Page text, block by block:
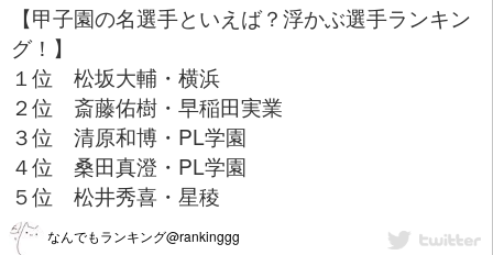
【甲子園の名選手といえば？浮かぶ選手ランキン
グ！】
１位 松坂大輔・横浜
２位 斎藤佑樹・早稲田実業
３位 清原和博・PL学園
４位 桑田真澄・PL学園
５位 松井秀喜・星稜
なんでもランキング@rankinggg